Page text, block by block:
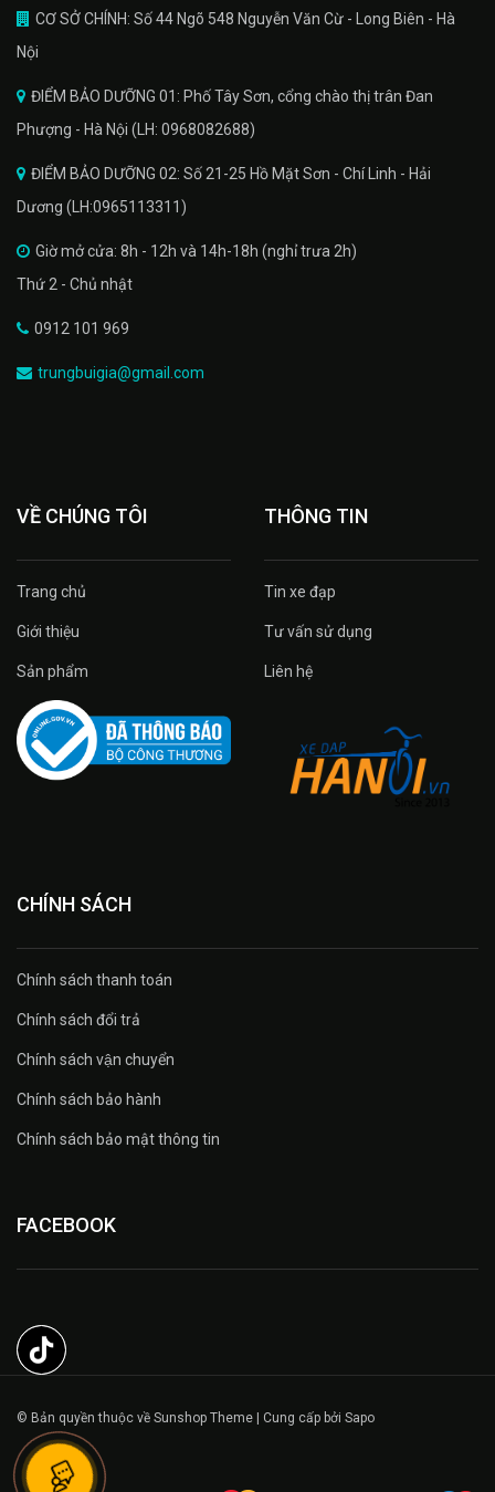
CƠ SỞ CHÍNH: Số 44 Ngõ 548 Nguyễn Văn Cừ - Long Biên - Hà
Nội
ĐIỂM BẢO DƯỠNG 01: Phố Tây Sơn, cổng chào thị trân Đan
Phượng - Hà Nội (LH: 0968082688)
ĐIỂM BẢO DƯỠNG 02: Số 21-25 Hồ Mặt Sơn - Chí Linh - Hải
Dương (LH:0965113311)
Giờ mở cửa: 8h - 12h và 14h-18h (nghỉ trưa 2h)
Thứ 2 - Chủ nhật
0912 101 969
trungbuigia@gmail.com
VỀ CHÚNG TÔI
Trang chủ
Giới thiệu
Sản phẩm
THÔNG TIN
Tin xe đạp
Tư vấn sử dụng
Liên hệ
CHÍNH SÁCH
Chính sách thanh toán
Chính sách đổi trả
Chính sách vận chuyển
Chính sách bảo hành
Chính sách bảo mật thông tin
FACEBOOK
© Bản quyền thuộc về Sunshop Theme | Cung cấp bởi Sapo